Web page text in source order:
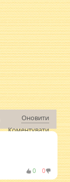
Оновити
Коментувати
0
0